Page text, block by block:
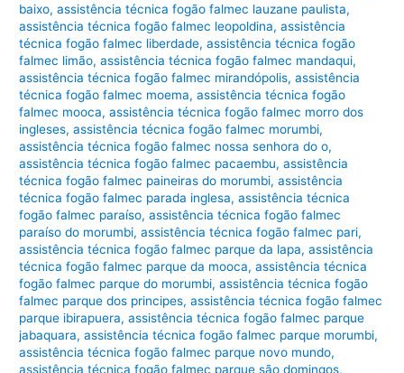
baixo,assistência técnica fogão falmec lauzane paulista,
assistência técnica fogão falmec leopoldina,assistência
técnica fogão falmec liberdade,assistência técnica fogão
falmec limão,assistência técnica fogão falmec mandaqui,
assistência técnica fogão falmec mirandópolis,assistência
técnica fogão falmec moema,assistência técnica fogão
falmec mooca,assistência técnica fogão falmec morro dos
ingleses,assistência técnica fogão falmec morumbi,
assistência técnica fogão falmec nossa senhora do o,
assistência técnica fogão falmec pacaembu,assistência
técnica fogão falmec paineiras do morumbi,assistência
técnica fogão falmec parada inglesa,assistência técnica
fogão falmec paraíso,assistência técnica fogão falmec
paraíso do morumbi,assistência técnica fogão falmec pari,
assistência técnica fogão falmec parque da lapa,assistência
técnica fogão falmec parque da mooca,assistência técnica
fogão falmec parque do morumbi,assistência técnica fogão
falmec parque dos principes,assistência técnica fogão falmec
parque ibirapuera,assistência técnica fogão falmec parque
jabaquara,assistência técnica fogão falmec parque morumbi,
assistência técnica fogão falmec parque novo mundo,
assistência técnica fogão falmec parque são domingos,